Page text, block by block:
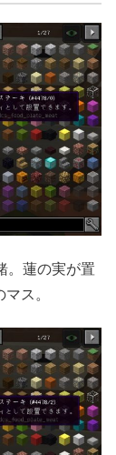
。蓮の実が置
ス。